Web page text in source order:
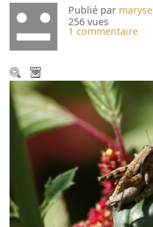
Publié par maryse
256 vues
1 commentaire